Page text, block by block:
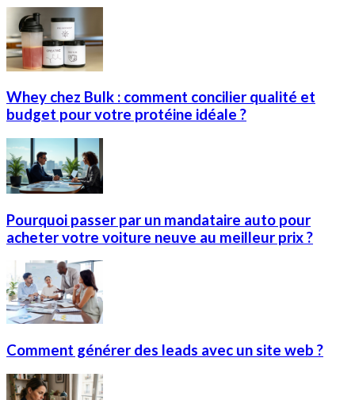
Whey chez Bulk : comment concilier qualité et
budget pour votre protéine idéale ?
Pourquoi passer par un mandataire auto pour
acheter votre voiture neuve au meilleur prix ?
Comment générer des leads avec un site web ?